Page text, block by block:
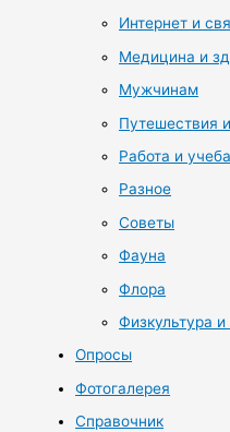
Интернет и
Медицина и
Мужчинам
Путешествия
Работа и учеба
Разное
Советы
Фауна
Флора
Физкультура и
Опросы
Фотогалерея
Справочник